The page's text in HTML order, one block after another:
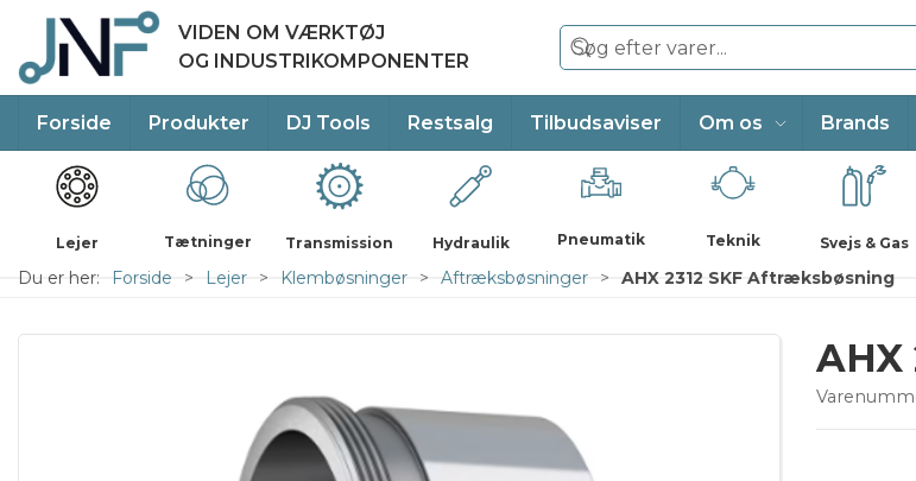
VIDEN OM VÆRKTØJ
OG INDUSTRIKOMPONENTER
Forside Produkter DJ Tools Restsalg Tilbudsaviser Om os Brands
Lejer Tætninger Transmission Hydraulik Pneumatik Teknik Svejs & Gas
Du er her: Forside Lejer Klembøsninger Aftræksbøsninger AHX 2312 SKF Aftræksbøsning